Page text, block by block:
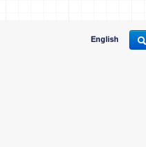
English